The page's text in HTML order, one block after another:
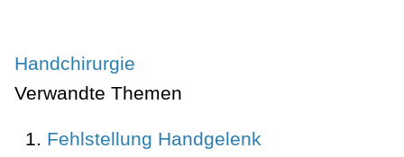
Handchirurgie
Verwandte Themen
Fehlstellung Handgelenk